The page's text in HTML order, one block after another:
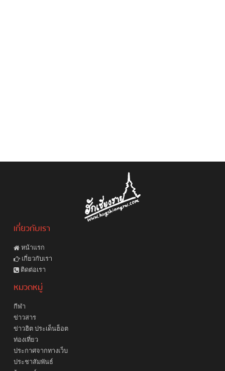
เกี่ยวกับเรา
หน้าแรก
เกี่ยวกับเรา
ติดต่อเรา
หมวดหมู่
กีฬา
ข่าวสาร
ข่าวฮิต ประเด็นฮ็อต
ท่องเที่ยว
ประกาศจากทางเว็บ
ประชาสัมพันธ์